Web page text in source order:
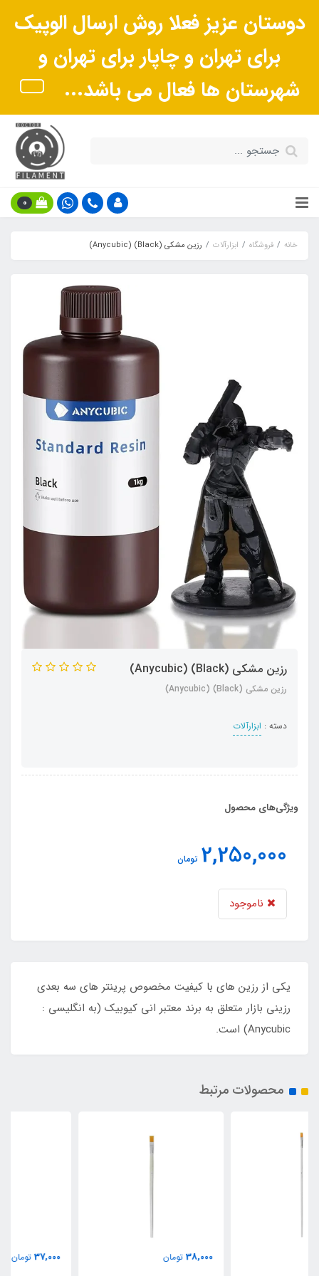
دوستان عزیز فعلا روش ارسال الوپیک
برای تهران و چاپار برای تهران و
شهرستان ها فعال می باشد...
0
خانه فروشگاه ابزارآلات رزین مشکی (Black) (Anycubic)
رزین مشکی (Black) (Anycubic)
رزین مشکی (Black) (Anycubic)
دسته : ابزارآلات
ویژگی‌های محصول
2,250,000 تومان
ناموجود
یکی از رزین های با کیفیت مخصوص پرینتر های سه بعدی
رزینی بازار متعلق به برند معتبر انی کیوبیک (به انگلیسی :
Anycubic) است.
محصولات مرتبط